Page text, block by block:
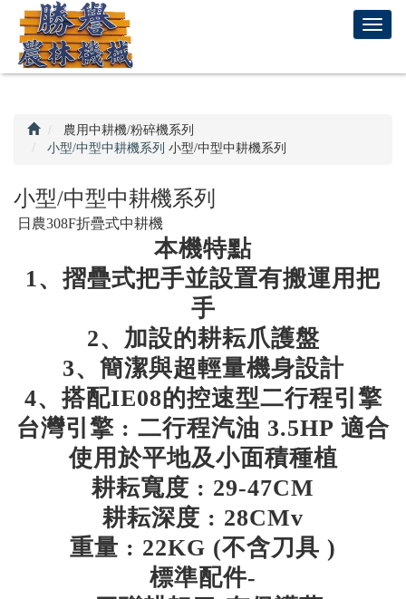
T
t
i
回
首
頁
農用中耕機/粉碎機系列
小型/中型中耕機系列 小型/中型中耕機系列
小型/中型中耕機系列
日農308F折疊式中耕機
本機特點
1、摺疊式把手並設置有搬運用把
手
2、加設的耕耘爪護盤
3、簡潔與超輕量機身設計
4、搭配IE08的控速型二行程引擎
台灣引擎 : 二行程汽油 3.5HP 適合
使用於平地及小面積種植
耕耘寬度 : 29-47CM
耕耘深度 : 28CMv
重量 : 22KG (不含刀具 )
標準配件-